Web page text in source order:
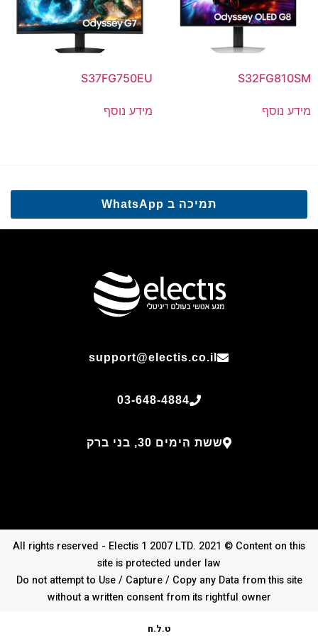
S32FG810SM
מידע נוסף
S37FG750EU
מידע נוסף
תמיכה ב WhatsApp
support@electis.co.il
03-648-4884
ששת הימים 30, בני ברק
All rights reserved - Electis 1 2007 LTD. 2021 © Content on this
site is protected under law
Do not attempt to Use / Capture / Copy any Data from this site
without a written consent from its rightful owner
ט.ל.ח